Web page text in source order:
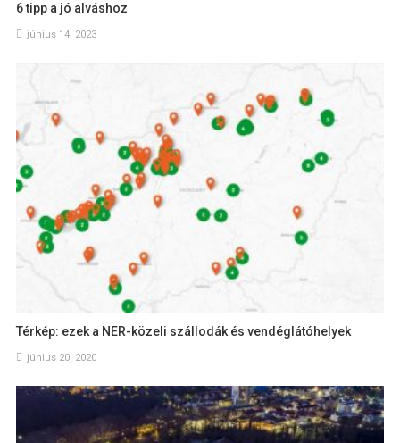
6 tipp a jó alváshoz
június 14, 2023
Térkép: ezek a NER-közeli szállodák és vendéglátóhelyek
június 20, 2020